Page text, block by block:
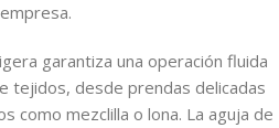
garantiza una operación fluida
tejidos, desde prendas delicadas
como mezclilla o lona. La aguja de